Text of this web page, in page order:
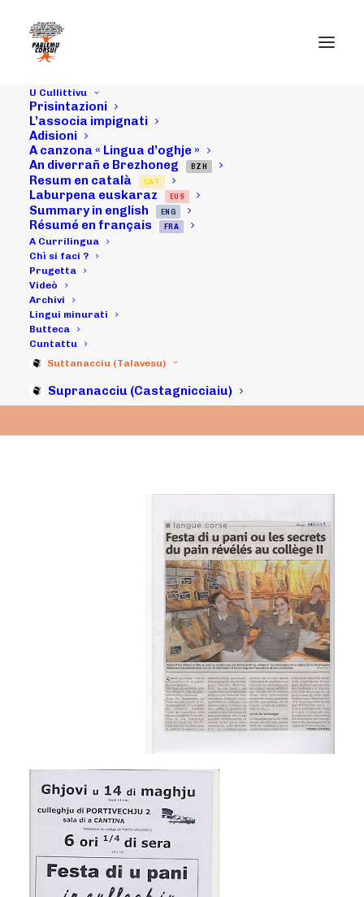
U Cullittivu
Prisintazioni
L’associa impignati
Adisioni
A canzona « Lingua d’oghje »
An diverrañ e Brezhoneg
BZH
Resum en català CAT
Laburpena euskaraz EUS
Summary in english ENG
Résumé en français FRA
A Currilingua
Chì si faci ?
Prugetta
Videò
Archivi
Lingui minurati
Butteca
Cuntattu
Suttanacciu (Talavesu)
Supranacciu (Castagnicciaiu)
"Festa di u pani"
in cullegiu, in
Portivechju
14/05/2009